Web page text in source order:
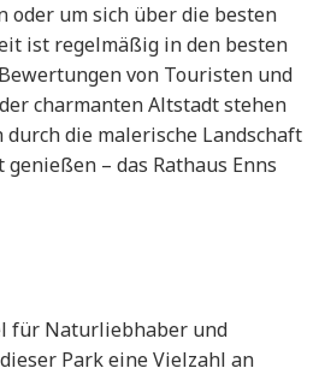
um sich über die besten
ist regelmäßig in den besten
von Touristen und
charmanten Altstadt stehen
durch die malerische Landschaft
– das Rathaus Enns
für Naturliebhaber und
Park eine Vielzahl an